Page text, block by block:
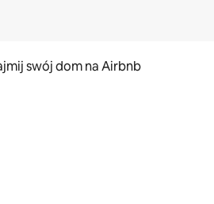
swój dom na Airbnb